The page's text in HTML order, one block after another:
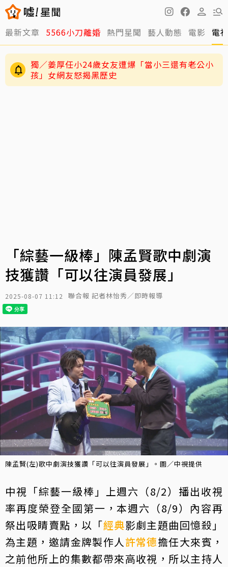
最新文章 5566小刀離婚 熱門星聞 藝人動態 電影 電
獨／姜厚任小24歲女友遭爆「當小三還有老公小
孩」女網友怒揭黑歷史
「綜藝一級棒」陳孟賢歌中劇演
技獲讚「可以往演員發展」
2025-08-07 11:12 聯合報 記者林怡秀／即時報導
陳孟賢(左)歌中劇演技獲讚「可以往演員發展」。圖／中視提供
中視「綜藝一級棒」上週六（8/2）播出收視
率再度榮登全國第一，本週六（8/9）內容再
祭出吸睛賣點，以「經典影劇主題曲回憶殺」
為主題，邀請金牌製作人許常德擔任大來賓，
之前他所上的集數都帶來高收視，所以主持人